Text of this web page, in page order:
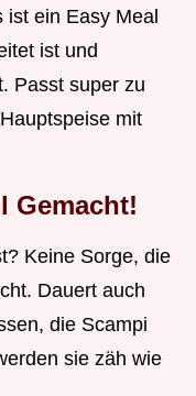
ein Easy Meal
ist und
Passt super zu
mit
Gemacht!
Keine Sorge, die
Dauert auch
die Scampi
sie zäh wie